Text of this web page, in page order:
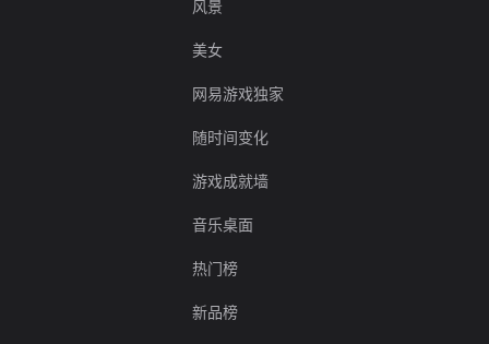
风景
美女
网易游戏独家
随时间变化
游戏成就墙
音乐桌面
热门榜
新品榜